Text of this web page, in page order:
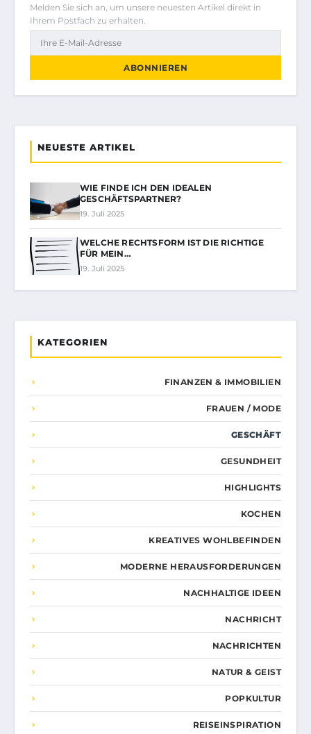
Melden Sie sich an, um unsere neuesten Artikel direkt in
Ihrem Postfach zu erhalten.
ABONNIEREN
NEUESTE ARTIKEL
WIE FINDE ICH DEN IDEALEN
GESCHÄFTSPARTNER?
19. Juli 2025
WELCHE RECHTSFORM IST DIE RICHTIGE
FÜR MEIN…
19. Juli 2025
KATEGORIEN
FINANZEN & IMMOBILIEN
FRAUEN / MODE
GESCHÄFT
GESUNDHEIT
HIGHLIGHTS
KOCHEN
KREATIVES WOHLBEFINDEN
MODERNE HERAUSFORDERUNGEN
NACHHALTIGE IDEEN
NACHRICHT
NACHRICHTEN
NATUR & GEIST
POPKULTUR
REISEINSPIRATION